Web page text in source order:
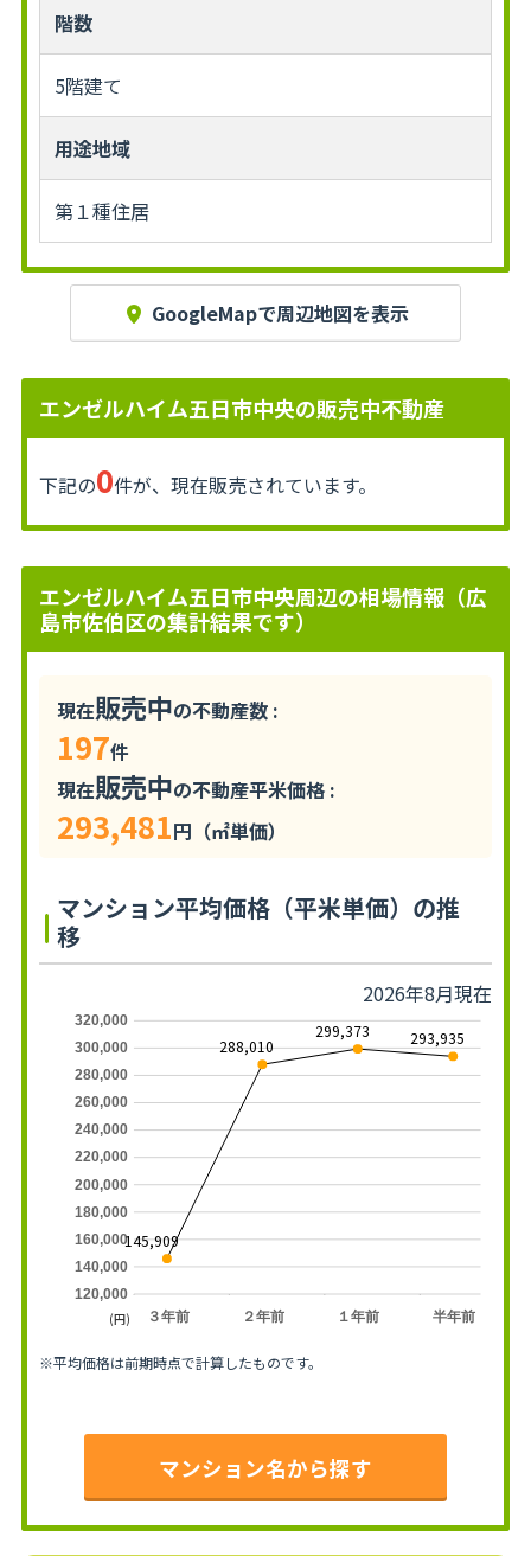
階数
5階建て
用途地域
第１種住居
GoogleMapで周辺地図を表示
エンゼルハイム五日市中央の販売中不動産
下記の0件が、現在販売されています。
エンゼルハイム五日市中央周辺の相場情報（広
島市佐伯区の集計結果です）
現在販売中の不動産数 :
197件
現在販売中の不動産平米価格 :
293,481円（㎡単価）
マンション平均価格（平米単価）の推
移
2026年8月現在
３年前 ２年前 １年前 半年前
120,000
140,000
160,000
180,000
200,000
220,000
240,000
260,000
280,000
300,000
320,000
145,909
288,010
299,373 293,935
(円)
※平均価格は前期時点で計算したものです。
マンション名から探す